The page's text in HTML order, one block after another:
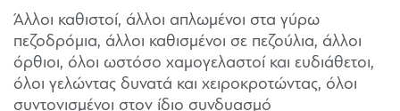
Άλλοι καθιστοί, άλλοι απλωμένοι στα γύρω
πεζοδρόμια, άλλοι καθισμένοι σε πεζούλια, άλλοι
όρθιοι, όλοι ωστόσο χαμογελαστοί και ευδιάθετοι,
όλοι γελώντας δυνατά και χειροκροτώντας, όλοι
συντονισμένοι στον ίδιο συνδυασμό